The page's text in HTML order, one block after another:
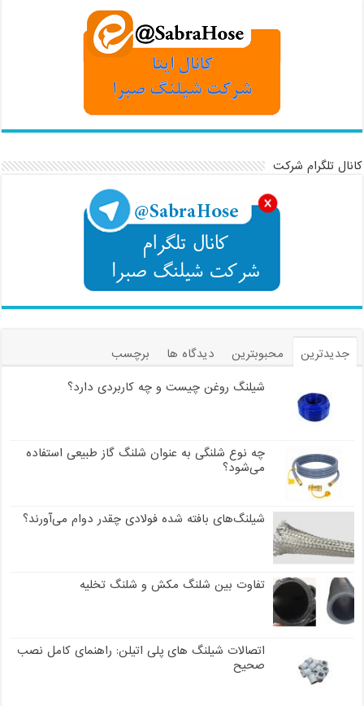
کانال تلگرام شرکت
جدیدترین محبوبترین دیدگاه ها
برچسب
شیلنگ روغن چیست و چه کاربردی دارد؟
چه نوع شلنگی به عنوان شلنگ گاز طبیعی استفاده
می‌شود؟
شیلنگ‌های بافته شده فولادی چقدر دوام می‌آورند؟
تفاوت بین شلنگ مکش و شلنگ تخلیه
اتصالات شیلنگ های پلی اتیلن: راهنمای کامل نصب
صحیح